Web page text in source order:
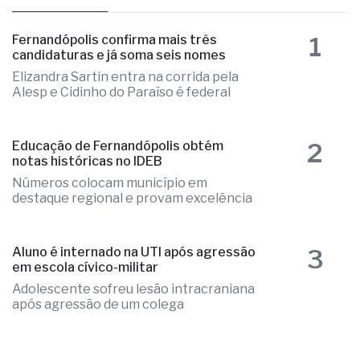
Fernandópolis confirma mais três
candidaturas e já soma seis nomes
Elizandra Sartin entra na corrida pela
Alesp e Cidinho do Paraíso é federal
1
Educação de Fernandópolis obtém
notas históricas no IDEB
Números colocam município em
destaque regional e provam excelência
2
Aluno é internado na UTI após agressão
em escola cívico-militar
Adolescente sofreu lesão intracraniana
após agressão de um colega
3